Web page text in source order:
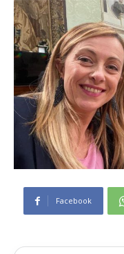
Facebook